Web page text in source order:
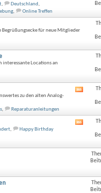
, Deutschland ,
, Online Treffen
Begrüßungsecke für neue Mitglieder
interessante Locations an
zu den alten Analog-
, Reparaturanleitungen
dieses
, Happy Birthday
dieses